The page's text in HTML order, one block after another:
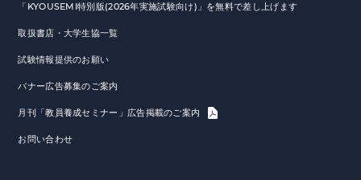
「KYOUSEMI特別版(2026年実施試験向け)」を無料で差し上げます
取扱書店・大学生協一覧
試験情報提供のお願い
バナー広告募集のご案内
月刊「教員養成セミナー」広告掲載のご案内
お問い合わせ